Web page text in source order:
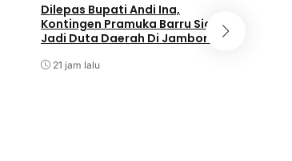
Dilepas Bupati Andi Ina,
Kontingen Pramuka Barru Siap
Jadi Duta Daerah Di Jambore
21 jam lalu